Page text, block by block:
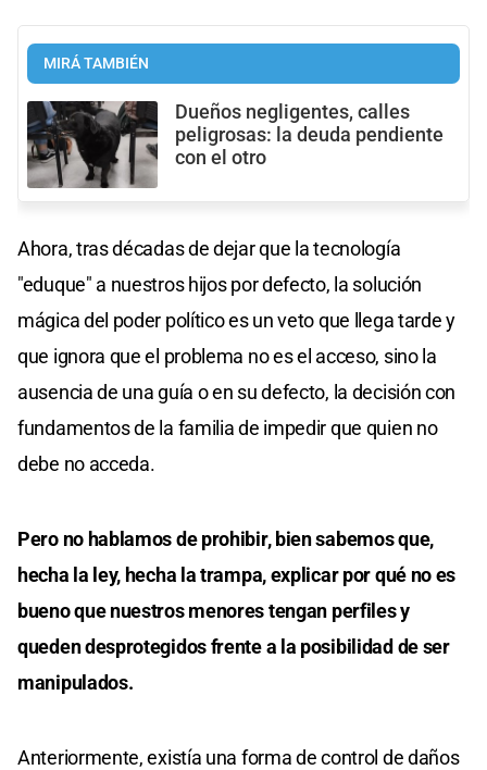
MIRÁ TAMBIÉN
Dueños negligentes, calles
peligrosas: la deuda pendiente
con el otro
Ahora, tras décadas de dejar que la tecnología
"eduque" a nuestros hijos por defecto, la solución
mágica del poder político es un veto que llega tarde y
que ignora que el problema no es el acceso, sino la
ausencia de una guía o en su defecto, la decisión con
fundamentos de la familia de impedir que quien no
debe no acceda.
Pero no hablamos de prohibir, bien sabemos que,
hecha la ley, hecha la trampa, explicar por qué no es
bueno que nuestros menores tengan perfiles y
queden desprotegidos frente a la posibilidad de ser
manipulados.
Anteriormente, existía una forma de control de daños